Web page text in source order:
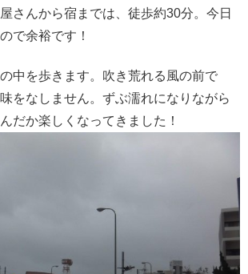
さんから宿までは、徒歩約30分。今日
で余裕です！
中を歩きます。吹き荒れる風の前で
をなしません。ずぶ濡れになりながら
だか楽しくなってきました！